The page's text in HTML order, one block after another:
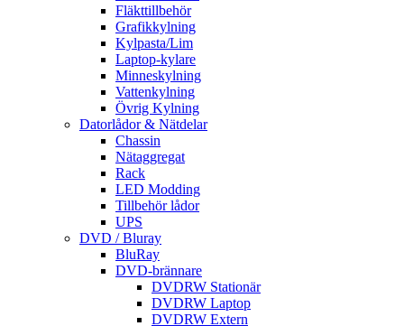
Fläkttillbehör
Grafikkylning
Kylpasta/Lim
Laptop-kylare
Minneskylning
Vattenkylning
Övrig Kylning
Datorlådor & Nätdelar
Chassin
Nätaggregat
Rack
LED Modding
Tillbehör lådor
UPS
DVD / Bluray
BluRay
DVD-brännare
DVDRW Stationär
DVDRW Laptop
DVDRW Extern